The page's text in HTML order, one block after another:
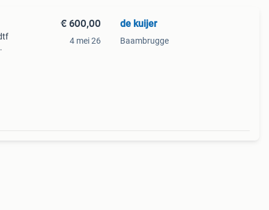
€ 600,00
4 mei 26
de kuijer
Baambrugge